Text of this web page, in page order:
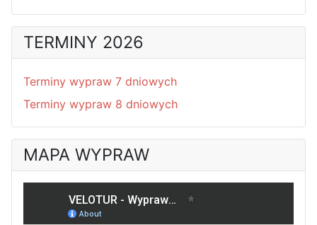
TERMINY 2026
Terminy wypraw 7 dniowych
Terminy wypraw 8 dniowych
MAPA WYPRAW